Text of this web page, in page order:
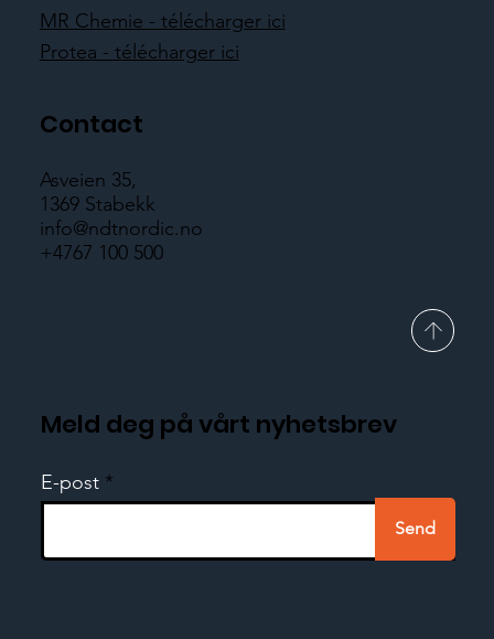
MR Chemie - télécharger ici
Protea - télécharger ici
Contact
Asveien 35,
1369 Stabekk
info@ndtnordic.no
+4767 100 500
Meld deg på vårt nyhetsbrev
E-post
Send